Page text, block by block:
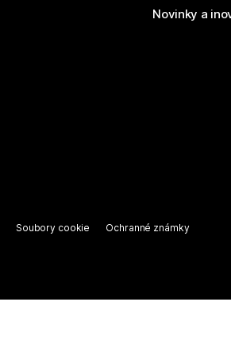
Novinky a
Soubory cookie Ochranné známky